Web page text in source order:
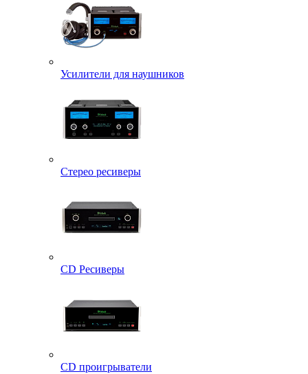
Усилители для наушников
Стерео ресиверы
CD Ресиверы
CD проигрыватели